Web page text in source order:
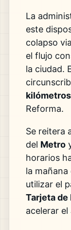
La
este
colapso
el flujo
la ciudad.
kilómetros
Reforma.
Se reitera
del Metro
horarios
la mañana
utilizar el
Tarjeta
acelerar